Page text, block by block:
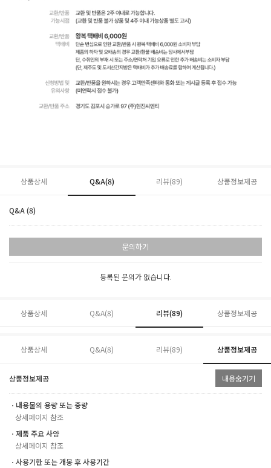
상품상세 Q&A(8) 리뷰(89) 상품정보제공
Q&A (8)
문의하기
등록된 문의가 없습니다.
상품상세 Q&A(8) 리뷰(89) 상품정보제공
상품상세 Q&A(8) 리뷰(89) 상품정보제공
상품정보제공 내용숨기기
ㆍ내용물의 용량 또는 중량
상세페이지 참조
ㆍ제품 주요 사양
상세페이지 참조
ㆍ사용기한 또는 개봉 후 사용기간